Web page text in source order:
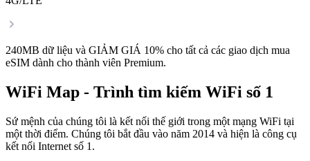
240MB dữ liệu và GIẢM GIÁ 10% cho tất cả các giao dịch mua
eSIM dành cho thành viên Premium.
WiFi Map - Trình tìm kiếm WiFi số 1
Sứ mệnh của chúng tôi là kết nối thế giới trong một mạng WiFi tại
một thời điểm. Chúng tôi bắt đầu vào năm 2014 và hiện là công cụ
kết nối Internet số 1.